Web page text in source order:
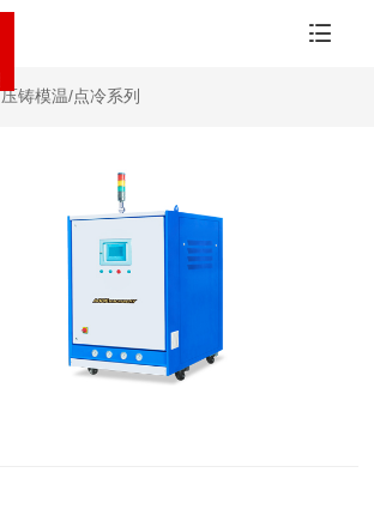
压铸模温/点冷系列